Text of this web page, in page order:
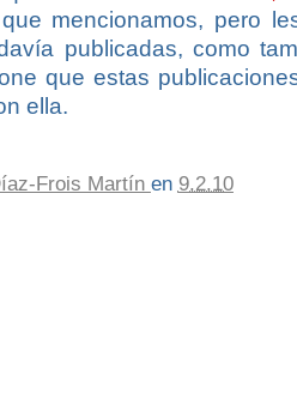
mencionamos, pero
publicadas, como
que estas
ella.
Frois Martín en 9.2.10